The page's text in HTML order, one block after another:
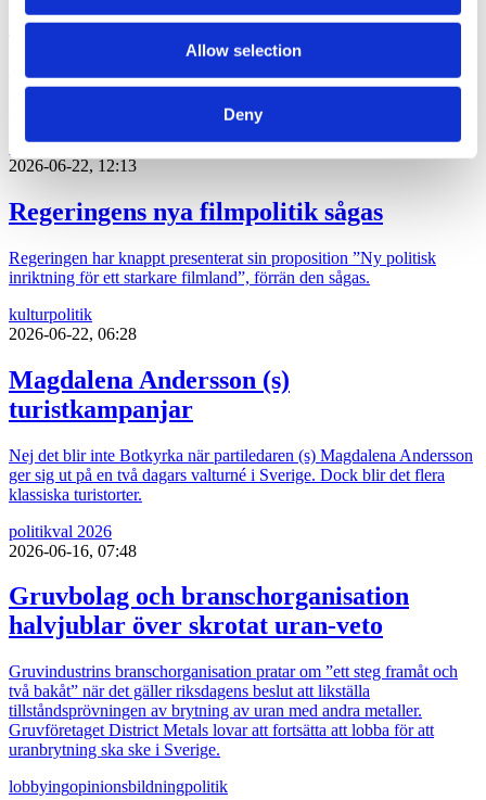
Allow selection
Deny
Bakom M-avhoppet i Karlstad
kommun och drar tillbaka sin kandidatur inför höstens riksdagsval.
Flera källor pekar ut anledningen.
politik
2026-06-22, 12:13
Regeringens nya filmpolitik sågas
Regeringen har knappt presenterat sin proposition ”Ny politisk
inriktning för ett starkare filmland”, förrän den sågas.
kulturpolitik
2026-06-22, 06:28
Magdalena Andersson (s)
turistkampanjar
Nej det blir inte Botkyrka när partiledaren (s) Magdalena Andersson
ger sig ut på en två dagars valturné i Sverige. Dock blir det flera
klassiska turistorter.
politikval 2026
2026-06-16, 07:48
Gruvbolag och branschorganisation
halvjublar över skrotat uran-veto
Gruvindustrins branschorganisation pratar om ”ett steg framåt och
två bakåt” när det gäller riksdagens beslut att likställa
tillståndsprövningen av brytning av uran med andra metaller.
Gruvföretaget District Metals lovar att fortsätta att lobba för att
uranbrytning ska ske i Sverige.
lobbyingopinionsbildningpolitik